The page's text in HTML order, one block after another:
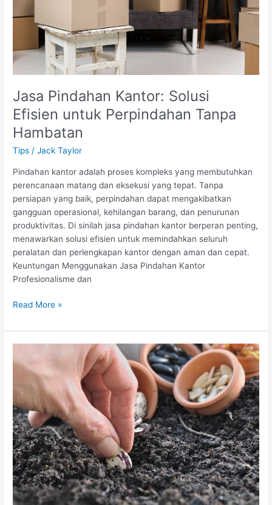
Penjualan
Jasa Pindahan Kantor: Solusi
Efisien untuk Perpindahan Tanpa
Hambatan
Tips /Jack Taylor
Pindahan kantor adalah proses kompleks yang membutuhkan
perencanaan matang dan eksekusi yang tepat. Tanpa
persiapan yang baik, perpindahan dapat mengakibatkan
gangguan operasional, kehilangan barang, dan penurunan
produktivitas. Di sinilah jasa pindahan kantor berperan penting,
menawarkan solusi efisien untuk memindahkan seluruh
peralatan dan perlengkapan kantor dengan aman dan cepat.
Keuntungan Menggunakan Jasa Pindahan Kantor
Profesionalisme dan
Jasa
Kantor:
Solusi
Efisien
untuk
Perpindahan
Tanpa
Hambatan
Read More »